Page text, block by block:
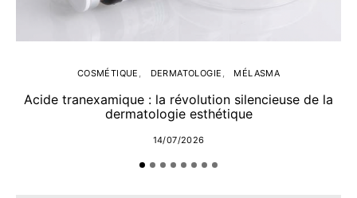
COSMÉTIQUE DERMATOLOGIE MÉLASMA
Acide tranexamique : la révolution silencieuse de la
dermatologie esthétique
14/07/2026